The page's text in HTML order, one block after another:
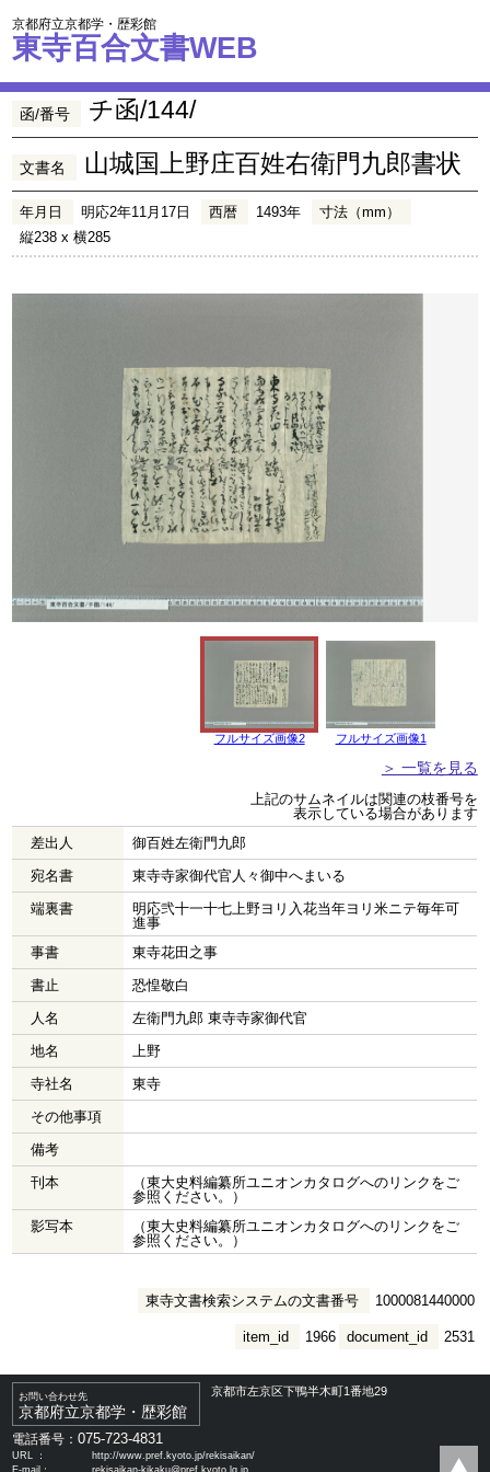
京都府立京都学・歴彩館
東寺百合文書WEB
函/番号 チ函/144/
文書名 山城国上野庄百姓右衛門九郎書状
年月日 明応2年11月17日 西暦 1493年
寸法（mm）
縦238 x 横285
フルサイズ画像2 フルサイズ画像1
＞ 一覧を見る
上記のサムネイルは関連の枝番号を
表示している場合があります
差出人
御百姓左衛門九郎
宛名書
東寺寺家御代官人々御中へまいる
端裏書
明応弐十一十七上野ヨリ入花当年ヨリ米ニテ毎年可
進事
事書
東寺花田之事
書止
恐惶敬白
人名
左衛門九郎 東寺寺家御代官
地名
上野
寺社名
東寺
その他事項
備考
刊本
（東大史料編纂所ユニオンカタログへのリンクをご
参照ください。）
影写本
（東大史料編纂所ユニオンカタログへのリンクをご
参照ください。）
東寺文書検索システムの文書番号 1000081440000
document_id 2531
item_id 1966
お問い合わせ先
京都府立京都学・歴彩館
京都市左京区下鴨半木町1番地29
電話番号：075-723-4831
URL ：
http://www.pref.kyoto.jp/rekisaikan/
E-mail：
rekisaikan-kikaku@pref.kyoto.lg.jp